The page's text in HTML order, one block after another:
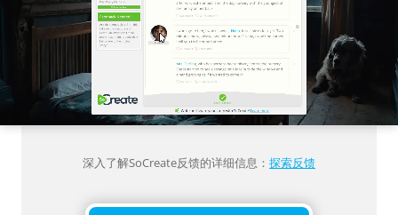
深入了解SoCreate反馈的详细信息： 探索反馈